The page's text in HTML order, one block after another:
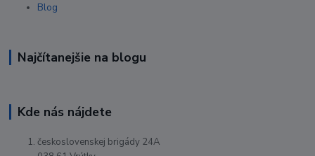
Blog
Najčítanejšie na blogu
Kde nás nájdete
československej brigády 24A